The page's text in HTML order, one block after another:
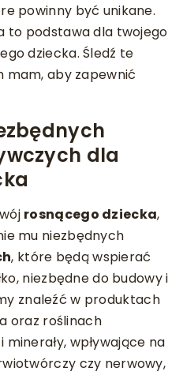
powinny być unikane.
to podstawa dla twojego
dziecka. Śledź te
mam, aby zapewnić
dla
rosnącego dziecka,
mu niezbędnych
, które będą wspierać
niezbędne do budowy i
znaleźć w produktach
oraz roślinach
wpływające na
czy nerwowy,